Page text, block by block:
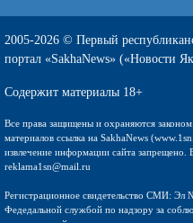
2005-2026 © Первый
портал «SakhaNews» («Новости
Содержит материалы 18+
Все права защищены и охраняются
материалов ссылка на SakhaNews
извлечение информации сайта запрещено.
reklama1sn@mail.ru
Регистрационное свидетельство СМИ:
Федедальной службой по надзору за